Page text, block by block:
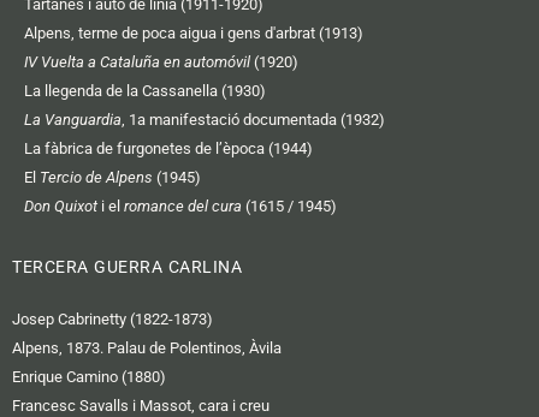
Tartanes i auto de línia (1911-1920)
Alpens, terme de poca aigua i gens d'arbrat (1913)
IV Vuelta a Cataluña en automóvil (1920)
La llegenda de la Cassanella (1930)
La Vanguardia , 1a manifestació documentada (1932)
La fàbrica de furgonetes de l’època (1944)
El Tercio de Alpens (1945)
Don Quixot i el romance del cura (1615 / 1945)
TERCERA GUERRA CARLINA
Josep Cabrinetty (1822-1873)
Alpens, 1873. Palau de Polentinos, Àvila
Enrique Camino (1880)
Francesc Savalls i Massot, cara i creu